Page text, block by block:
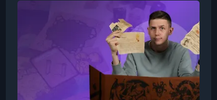
— от азов до профессионального
уровня.Подбор материалов и инструментов
Разновидности бисера и их назначение Выбор